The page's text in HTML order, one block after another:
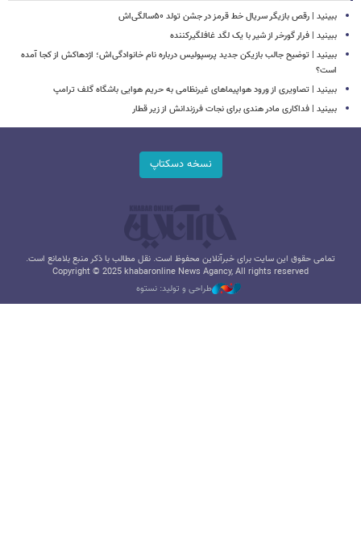
ببینید | رقص بازیگر سریال خط قرمز در جشن تولد ۵۰سالگی‌اش
ببینید | فرار گورخر از شیر با یک لگد غافلگیرکننده
ببینید | توضیح جالب بازیکن جدید پرسپولیس درباره نام خانوادگی‌اش؛ اژدهاکش از کجا آمده
است؟
ببینید | تصاویری از ورود هواپیماهای غیرنظامی به حریم هوایی باشگاه گلف ترامپ
ببینید | فداکاری مادر هندی برای نجات فرزندانش از زیر قطار
نسخه دسکتاپ
تمامی حقوق این سایت برای خبرآنلاین محفوظ است. نقل مطالب با ذکر منبع بلامانع است.
Copyright © 2025 khabaronline News Agancy, All rights reserved
طراحی و تولید: نستوه